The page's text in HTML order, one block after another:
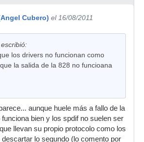
Cubero) el 16/08/2011
los drivers no funcionan como
la salida de la 828 no funcioana
aunque huele más a fallo de la
bien y los spdif no suelen ser
llevan su propio protocolo como los
lo segundo (lo comento por